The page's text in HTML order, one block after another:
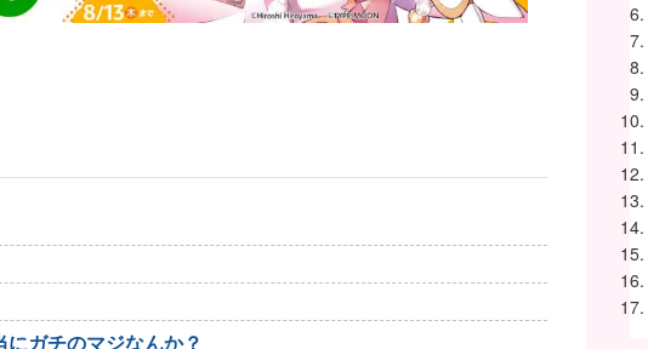
ガチのマジなんか？